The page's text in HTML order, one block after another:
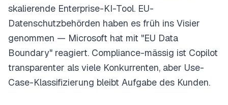
skalierende Enterprise-KI-Tool. EU-
Datenschutzbehörden haben es früh ins Visier
genommen — Microsoft hat mit "EU Data
Boundary" reagiert. Compliance-mässig ist Copilot
transparenter als viele Konkurrenten, aber Use-
Case-Klassifizierung bleibt Aufgabe des Kunden.